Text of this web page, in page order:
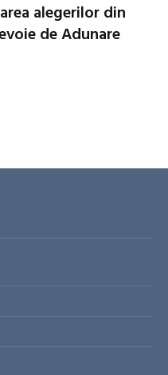
alegerilor din
de Adunare